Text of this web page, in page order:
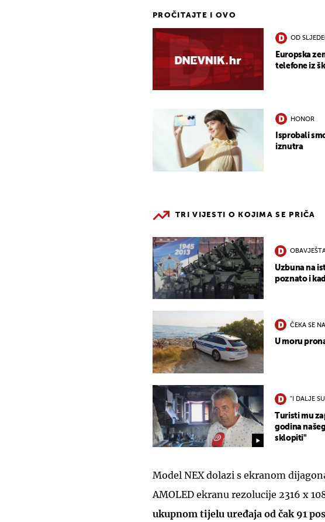
PROČITAJTE I OVO
OD
Europska
telefone iz
HONOR
Isprobali
iznutra
TRI VIJESTI O KOJIMA SE PRIČA
Uzbuna na
poznato i
ČEKA SE
U moru
"I DALJE
Turisti mu
godina
sklopiti"
Model NEX dolazi s ekranom
AMOLED ekranu rezolucije 2316 x
ukupnom tijelu uređaja od čak 91